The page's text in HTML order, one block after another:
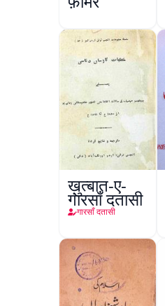
ख़ुत्बात-ए-
गारसाँ दतासी
गारसाँ दतासी